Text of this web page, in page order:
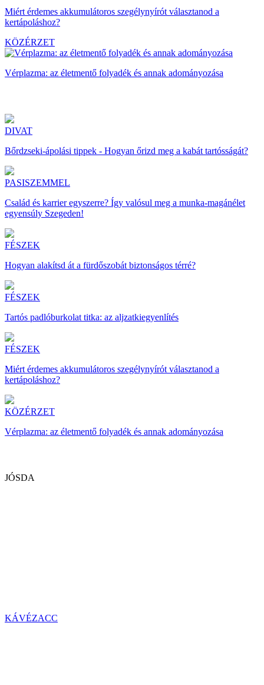
Miért érdemes akkumulátoros szegélynyírót választanod a
kertápoláshoz?
KÖZÉRZET
Vérplazma: az életmentő folyadék és annak adományozása
DIVAT
Bőrdzseki-ápolási tippek - Hogyan őrizd meg a kabát tartósságát?
PASISZEMMEL
Család és karrier egyszerre? Így valósul meg a munka-magánélet
egyensúly Szegeden!
FÉSZEK
Hogyan alakítsd át a fürdőszobát biztonságos térré?
FÉSZEK
Tartós padlóburkolat titka: az aljzatkiegyenlítés
FÉSZEK
Miért érdemes akkumulátoros szegélynyírót választanod a
kertápoláshoz?
KÖZÉRZET
Vérplazma: az életmentő folyadék és annak adományozása
JÓSDA
KÁVÉZACC